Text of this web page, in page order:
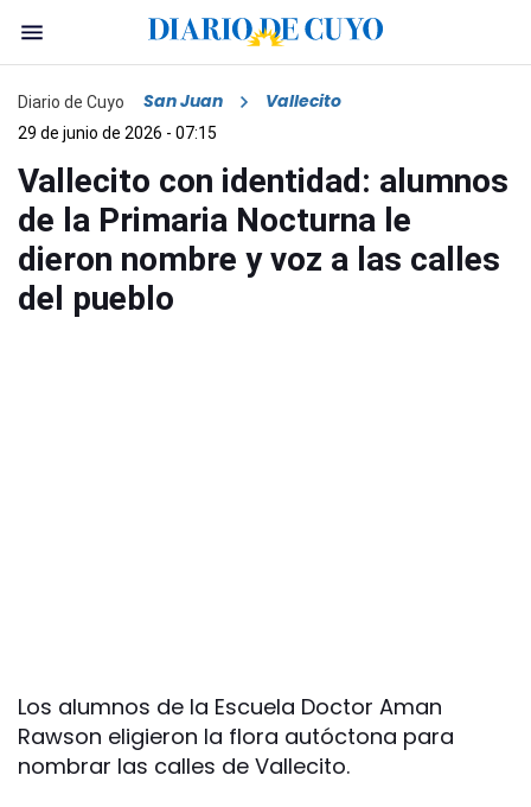
Diario de Cuyo San Juan Vallecito
29 de junio de 2026 - 07:15
Vallecito con identidad: alumnos
de la Primaria Nocturna le
dieron nombre y voz a las calles
del pueblo
Los alumnos de la Escuela Doctor Aman
Rawson eligieron la flora autóctona para
nombrar las calles de Vallecito.